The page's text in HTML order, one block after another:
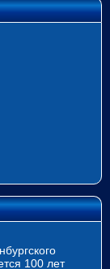
100 лет